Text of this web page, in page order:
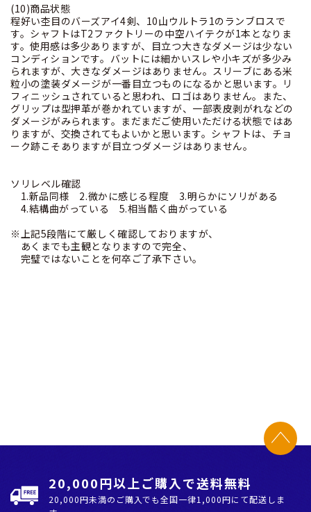
(10)商品状態
程好い杢目のバーズアイ4剣、10山ウルトラ1のランブロスで
す。シャフトはT2ファクトリーの中空ハイテクが1本となりま
す。使用感は多少ありますが、目立つ大きなダメージは少ない
コンディションです。バットには細かいスレや小キズが多少み
られますが、大きなダメージはありません。スリーブにある米
粒小の塗装ダメージが一番目立つものになるかと思います。リ
フィニッシュされていると思われ、ロゴはありません。また、
グリップは型押革が巻かれていますが、一部表皮剥がれなどの
ダメージがみられます。まだまだご使用いただける状態ではあ
りますが、交換されてもよいかと思います。シャフトは、チョ
ーク跡こそありますが目立つダメージはありません。
ソリレベル確認
1.新品同様 2.微かに感じる程度 3.明らかにソリがある
4.結構曲がっている 5.相当酷く曲がっている
※上記5段階にて厳しく確認しておりますが、
あくまでも主観となりますので完全、
完璧ではないことを何卒ご了承下さい。
20,000円以上ご購入で送料無料
20,000円未満のご購入でも全国⼀律1,000円にて配送しま